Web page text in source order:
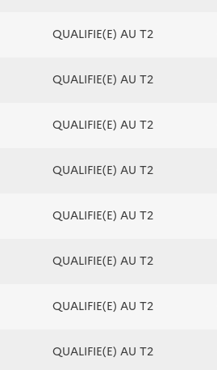
QUALIFIE(E) AU T2
QUALIFIE(E) AU T2
QUALIFIE(E) AU T2
QUALIFIE(E) AU T2
QUALIFIE(E) AU T2
QUALIFIE(E) AU T2
QUALIFIE(E) AU T2
QUALIFIE(E) AU T2